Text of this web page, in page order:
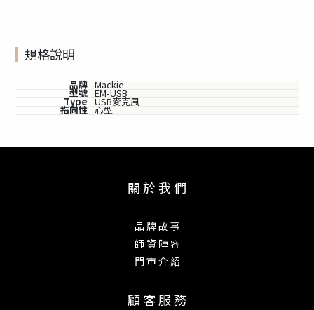
規格說明
品牌 Mackie
型號 EM-USB
Type USB麥克風
指向性 心型
關 於 我 們
品 牌 故 事
師 資 陣 容
門 市 介 紹
顧 客 服 務